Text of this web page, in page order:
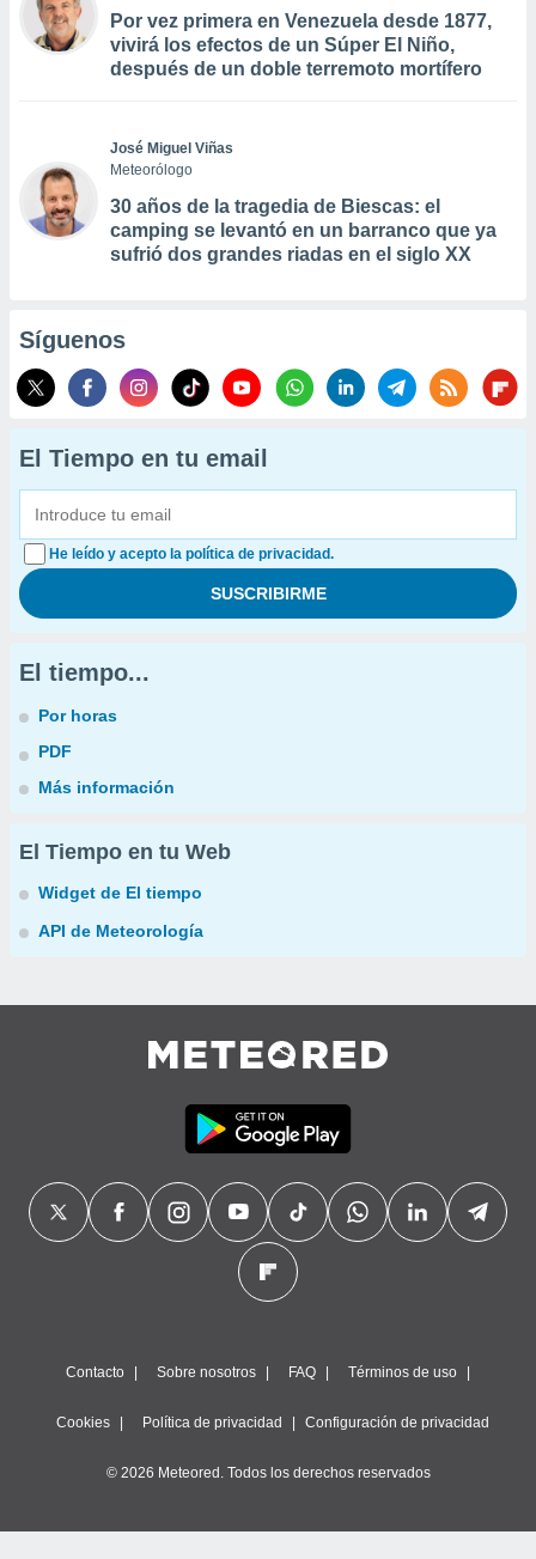
Por vez primera en Venezuela desde 1877,
vivirá los efectos de un Súper El Niño,
después de un doble terremoto mortífero
José Miguel Viñas
Meteorólogo
30 años de la tragedia de Biescas: el
camping se levantó en un barranco que ya
sufrió dos grandes riadas en el siglo XX
Síguenos
El Tiempo en tu email
He leído y acepto la política de privacidad.
El tiempo...
Por horas
PDF
Más información
El Tiempo en tu Web
Widget de El tiempo
API de Meteorología
Contacto Sobre nosotros FAQ Términos de uso
Cookies Política de privacidad Configuración de privacidad
© 2026 Meteored. Todos los derechos reservados